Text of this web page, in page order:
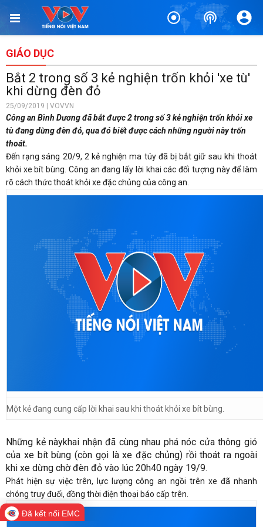
GIÁO DỤC
Bắt 2 trong số 3 kẻ nghiện trốn khỏi 'xe tù'
khi dừng đèn đỏ
25/09/2019 | VOVVN
Công an Bình Dương đã bắt được 2 trong số 3 kẻ nghiện trốn khỏi xe
tù đang dừng đèn đỏ, qua đó biết được cách những người này trốn
thoát.
Đến rạng sáng 20/9, 2 kẻ nghiện ma túy đã bị bắt giữ sau khi thoát
khỏi xe bít bùng. Công an đang lấy lời khai các đối tượng này để làm
rõ cách thức thoát khỏi xe đặc chủng của công an.
Một kẻ đang cung cấp lời khai sau khi thoát khỏi xe bít bùng.
Những kẻ nàykhai nhận đã cùng nhau phá nóc cửa thông gió
của xe bít bùng (còn gọi là xe đặc chủng) rồi thoát ra ngoài
khi xe dừng chờ đèn đỏ vào lúc 20h40 ngày 19/9.
Phát hiện sự việc trên, lực lượng công an ngồi trên xe đã nhanh
chóng truy đuổi, đồng thời điện thoại báo cấp trên.
Đã kết nối EMC